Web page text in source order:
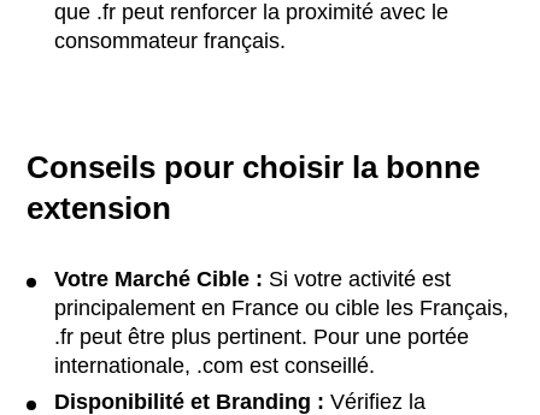
que .fr peut renforcer la proximité avec le
consommateur français.
Conseils pour choisir la bonne
extension
Votre Marché Cible : Si votre activité est
principalement en France ou cible les Français,
.fr peut être plus pertinent. Pour une portée
internationale, .com est conseillé.
Disponibilité et Branding : Vérifiez la